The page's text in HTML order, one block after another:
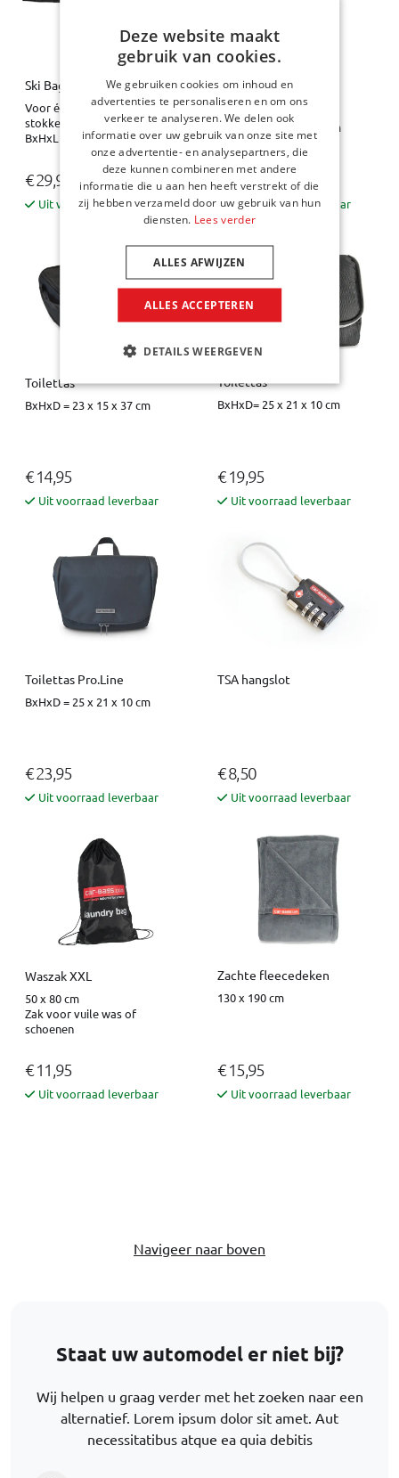
Ski Bag skitas
Voor één paar ski's met
stokken
BxHxL = 17 x 20 x 190 cm
€ 29,95
Uit voorraad leverbaar
Skischoenentas /
wandelschoenentas
BxHxL = 26 x 40 x 34 cm
€ 23,95
Uit voorraad leverbaar
Toilettas
BxHxD = 23 x 15 x 37 cm
€ 14,95
Uit voorraad leverbaar
Toilettas
BxHxD= 25 x 21 x 10 cm
€ 19,95
Uit voorraad leverbaar
Toilettas Pro.Line
BxHxD = 25 x 21 x 10 cm
€ 23,95
Uit voorraad leverbaar
TSA hangslot
€ 8,50
Uit voorraad leverbaar
Waszak XXL
50 x 80 cm
Zak voor vuile was of
schoenen
€ 11,95
Uit voorraad leverbaar
Zachte fleecedeken
130 x 190 cm
€ 15,95
Uit voorraad leverbaar
Navigeer naar boven
Staat uw automodel er niet bij?
Wij helpen u graag verder met het zoeken naar een
alternatief. Lorem ipsum dolor sit amet. Aut
necessitatibus atque ea quia debitis
Deze website maakt
gebruik van cookies.
We gebruiken cookies om inhoud en
advertenties te personaliseren en om ons
verkeer te analyseren. We delen ook
informatie over uw gebruik van onze site met
onze advertentie- en analysepartners, die
deze kunnen combineren met andere
informatie die u aan hen heeft verstrekt of die
zij hebben verzameld door uw gebruik van hun
diensten. Lees verder
ALLES ACCEPTEREN
ALLES AFWIJZEN
DETAILS WEERGEVEN